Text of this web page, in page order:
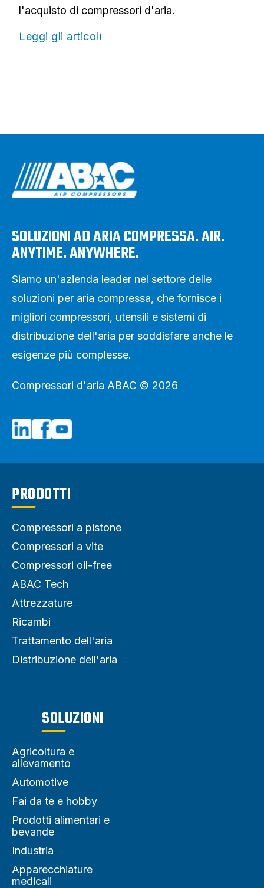
l'acquisto di compressori d'aria.
Leggi gli articoli
SOLUZIONI AD ARIA COMPRESSA. AIR.
ANYTIME. ANYWHERE.
Siamo un'azienda leader nel settore delle
soluzioni per aria compressa, che fornisce i
migliori compressori, utensili e sistemi di
distribuzione dell'aria per soddisfare anche le
esigenze più complesse.
Compressori d'aria ABAC © 2026
PRODOTTI
Compressori a pistone
Compressori a vite
Compressori oil-free
ABAC Tech
Attrezzature
Ricambi
Trattamento dell'aria
Distribuzione dell'aria
SOLUZIONI
Agricoltura e
allevamento
Automotive
Fai da te e hobby
Prodotti alimentari e
bevande
Industria
Apparecchiature
medicali